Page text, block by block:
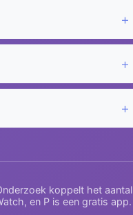
koppelt het aantal
en P is een gratis app.